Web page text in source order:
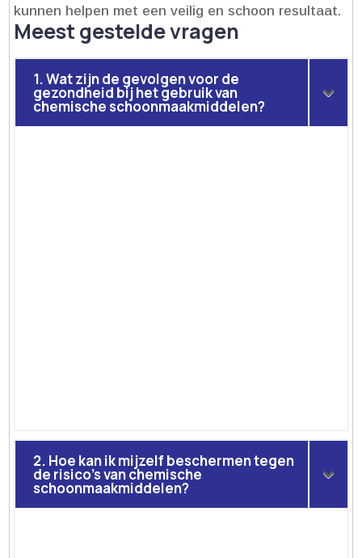
kunnen helpen met een veilig en schoon resultaat.​
Meest gestelde vragen
1. Wat zijn de gevolgen voor de
gezondheid bij het gebruik van
chemische schoonmaakmiddelen?
2. Hoe kan ik mijzelf beschermen tegen
de risico’s van chemische
schoonmaakmiddelen?